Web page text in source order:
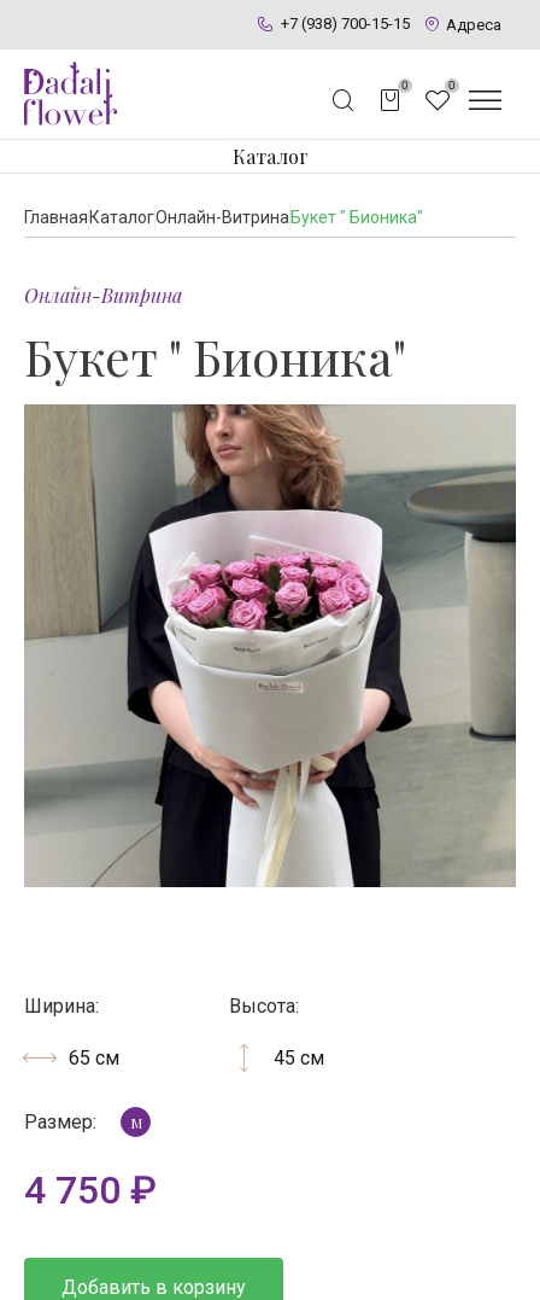
+7 (938) 700-15-15 Адреса
0 0
Каталог
Главная КаталогОнлайн-Витрина Букет " Бионика"
Онлайн-Витрина
Букет " Бионика"
Ширина:
65 см
Высота:
45 см
Размер: M
4 750 ₽
Добавить в корзину